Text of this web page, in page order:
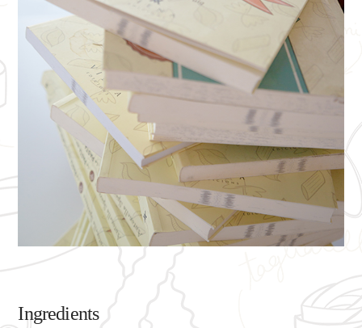
Ingredients